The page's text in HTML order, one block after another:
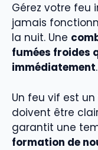
Gérez votre feu
jamais
la nuit. Une
fumées froides
immédiatement.
Un feu vif est
doivent être
garantit une
formation de